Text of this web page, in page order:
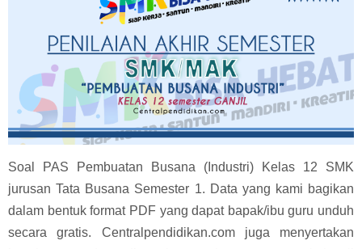
Soal PAS Pembuatan Busana (Industri) Kelas 12 SMK
jurusan Tata Busana Semester 1. Data yang kami bagikan
dalam bentuk format PDF yang dapat bapak/ibu guru unduh
secara gratis. Centralpendidikan.com juga menyertakan